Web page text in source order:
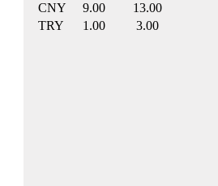
CNY
9.00
13.00
TRY
1.00 3.00